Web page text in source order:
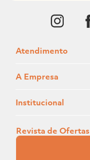
Atendimento
A Empresa
Institucional
Revista de Ofertas